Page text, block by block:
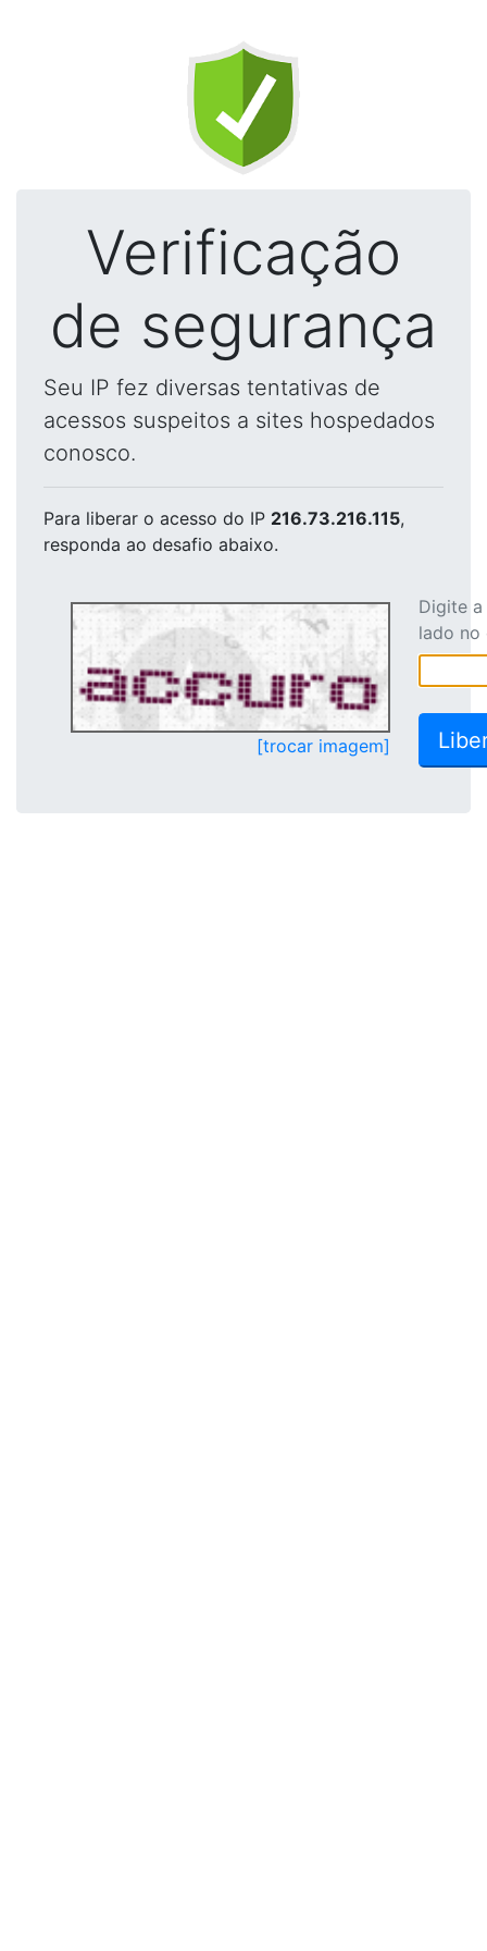
Verificação
de segurança
Seu IP fez diversas tentativas de
acessos suspeitos a sites hospedados
conosco.
Para liberar o acesso do IP 216.73.216.115,
responda ao desafio abaixo.
[trocar imagem]
Digite
lado no